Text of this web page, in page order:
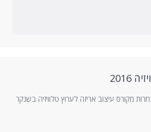
2016
מקורס עיצוב אריזה לערוץ טלוויזיה בשנקר